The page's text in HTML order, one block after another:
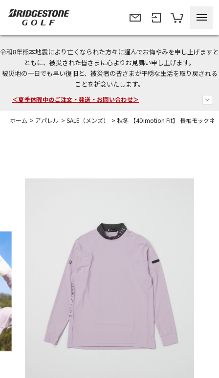
令和8年熊本地震により亡くなられた方々に謹んでお悔やみを申し上げますと
ともに、被災された皆さまに心よりお見舞い申し上げます。
被災地の一日でも早い復旧と、被災者の皆さまが平穏な生活を取り戻される
ことを祈念いたします。
今なら新規会員登録で1,000円OFFクーポンプレゼント！
＜商品配送に関するお知らせ＞
＜夏季休暇中のご注文・発送・お問い合わせ＞
ホーム > アパレル > SALE（メンズ） > 秋冬 【4Dimotion Fit】 長袖モックネ